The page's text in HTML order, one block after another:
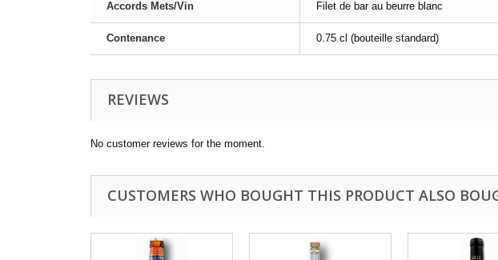
Accords Mets/Vin Filet de bar au beurre blanc
Contenance 0.75 cl (bouteille standard)
REVIEWS
No customer reviews for the moment.
CUSTOMERS WHO BOUGHT THIS PRODUCT ALSO